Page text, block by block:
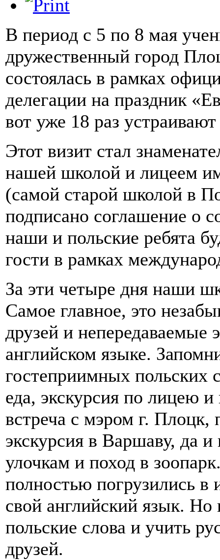
В период с 5 по 8 мая
дружественный город
состоялась в рамках
делегации на праздник
вот уже 18 раз
Этот визит стал
нашей школой и лицеем
(самой старой школой в
подписано соглашение о
наши и польские ребята
гости в рамках
За эти четыре дня наши
Самое главное, это
друзей и
английском языке.
гостеприимных польских
еда, экскурсия по лицею
встреча с мэром г. Плоцк,
экскурсия в Варшаву, да
улочкам и поход в
полностью погрузились в
свой английский язык. Но
польские слова и учить
друзей.